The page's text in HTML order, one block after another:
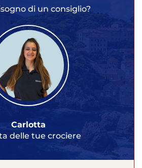
di un consiglio?
Carlotta
delle tue crociere